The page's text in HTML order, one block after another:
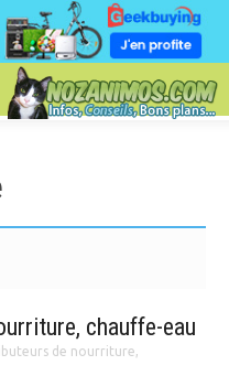
chauffe-eau
de nourriture,